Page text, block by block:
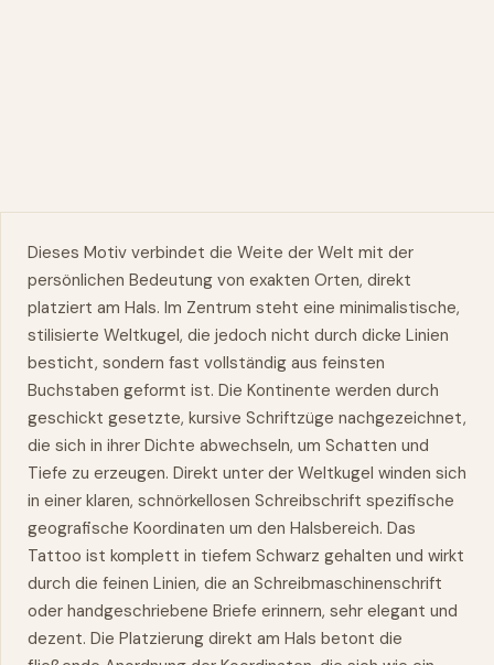
Dieses Motiv verbindet die Weite der Welt mit der
persönlichen Bedeutung von exakten Orten, direkt
platziert am Hals. Im Zentrum steht eine minimalistische,
stilisierte Weltkugel, die jedoch nicht durch dicke Linien
besticht, sondern fast vollständig aus feinsten
Buchstaben geformt ist. Die Kontinente werden durch
geschickt gesetzte, kursive Schriftzüge nachgezeichnet,
die sich in ihrer Dichte abwechseln, um Schatten und
Tiefe zu erzeugen. Direkt unter der Weltkugel winden sich
in einer klaren, schnörkellosen Schreibschrift spezifische
geografische Koordinaten um den Halsbereich. Das
Tattoo ist komplett in tiefem Schwarz gehalten und wirkt
durch die feinen Linien, die an Schreibmaschinenschrift
oder handgeschriebene Briefe erinnern, sehr elegant und
dezent. Die Platzierung direkt am Hals betont die